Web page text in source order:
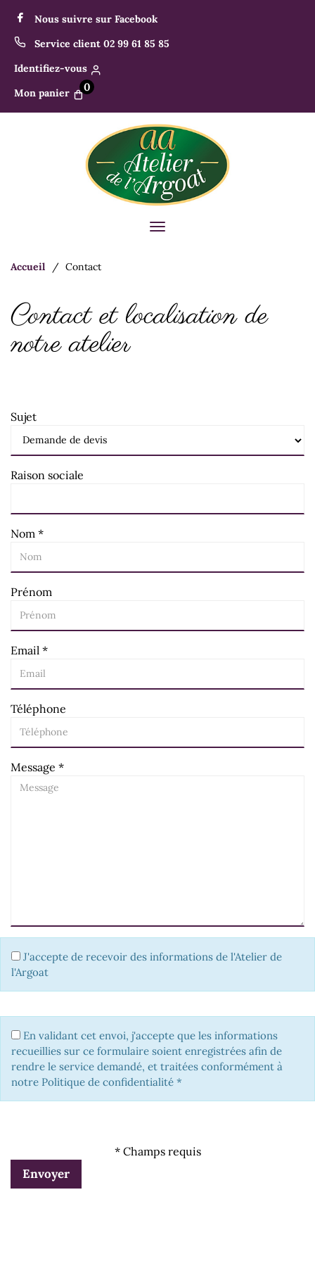
Nous suivre sur Facebook
Service client 02 99 61 85 85
Identifiez-vous
Mon panier
0
Toggle
Accueil Contact
Contact et localisation de
notre atelier
Sujet
Raison sociale
Nom *
Prénom
Email *
Téléphone
Message *
J'accepte de recevoir des informations de l'Atelier de
l'Argoat
En validant cet envoi, j'accepte que les informations
recueillies sur ce formulaire soient enregistrées afin de
rendre le service demandé, et traitées conformément à
notre Politique de confidentialité *
* Champs requis